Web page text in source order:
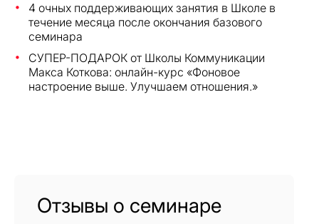
4 очных поддерживающих занятия в Школе в
течение месяца после окончания базового
семинара
СУПЕР-ПОДАРОК от Школы Коммуникации
Макса Коткова: онлайн-курс «Фоновое
настроение выше. Улучшаем отношения.»
Отзывы о семинаре